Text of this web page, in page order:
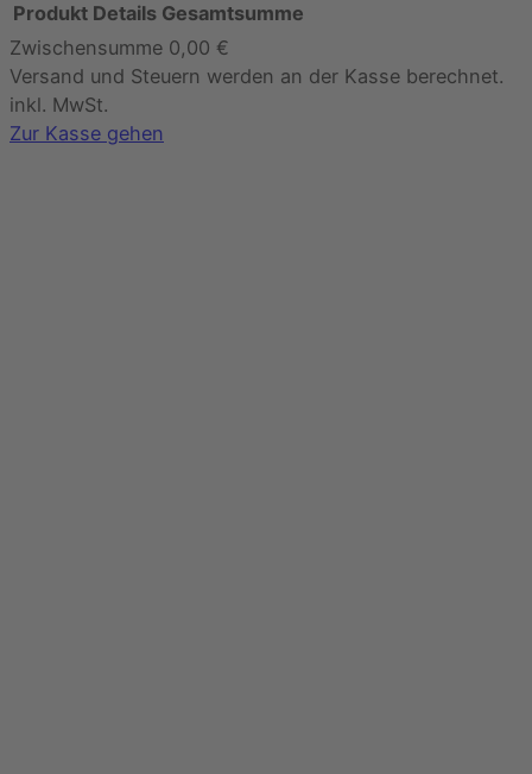
Produkte
im
Warenkorb
Produkt Details Gesamtsumme
Zwischensumme 0,00 €
Versand und Steuern werden an der Kasse berechnet.
inkl. MwSt.
Zur Kasse gehen